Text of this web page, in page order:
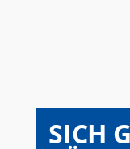
SICH